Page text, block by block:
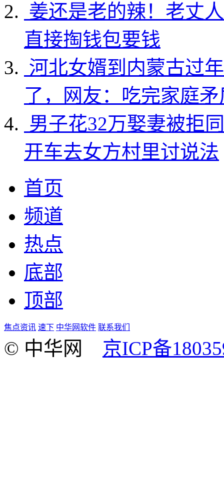
姜还是老的辣！老丈
直接掏钱包要钱
河北女婿到内蒙古过
了，网友：吃完家庭
男子花32万娶妻被拒
开车去女方村里讨说法
首页
频道
热点
底部
顶部
焦点资讯 速下 中华网软件 联系我们
© 中华网 京ICP备